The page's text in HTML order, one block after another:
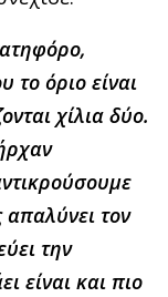
το όριο είναι
χίλια δύο.
απαλύνει τον
την
είναι και πιο